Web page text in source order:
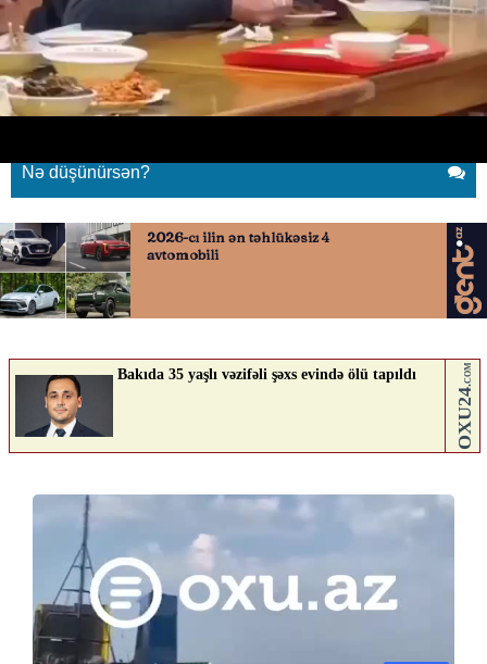
29.06.2026 0
YENI SABAH ABUNƏ OL
Güzgüdə əksini görüb diksindi
Nə düşünürsən?